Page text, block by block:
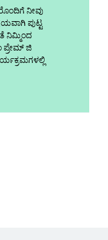
ನೀವು
ಪುಟ್ಟ
ನಿಮ್ಮಿಂದ
ಪ್ರೇಮ್ ಜಿ